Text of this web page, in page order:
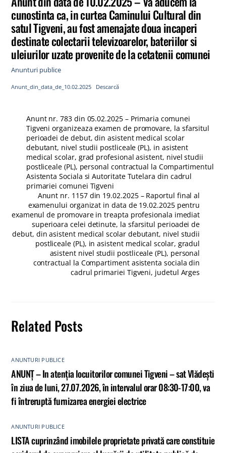
cunostinta ca, in curtea Caminului Cultural din
satul Tigveni, au fost amenajate doua incaperi
destinate colectarii televizoarelor, bateriilor si
uleiurilor uzate provenite de la cetatenii comunei
Anunturi publice
Anunt_din_data_de_10.02.2025 Descarcă
Anunt nr. 783 din 05.02.2025 – Primaria comunei
Tigveni organizeaza examen de promovare, la sfarsitul
perioadei de debut, din asistent medical scolar
debutant, nivel studii postliceale (PL), in asistent
medical scolar, grad profesional asistent, nivel studii
postliceale (PL), personal contractual la Compartimentul
Asistenta Sociala si Autoritate Tutelara din cadrul
primariei comunei Tigveni
Anunt nr. 1157 din 19.02.2025 – Raportul final al
examenului organizat in data de 19.02.2025 pentru
examenul de promovare in treapta profesionala imediat
superioara celei detinute, la sfarsitul perioadei de
debut, din asistent medical scolar debutant, nivel studii
postliceale (PL), in asistent medical scolar, gradul
asistent nivel studii postliceale (PL), personal
contractual la Compartiment asistenta sociala din
cadrul primariei Tigveni, judetul Arges
Related Posts
ANUNTURI PUBLICE
ANUNȚ – In atenția locuitorilor comunei Tigveni – sat Vlădești
în ziua de luni, 27.07.2026, în intervalul orar 08:30-17:00, va
fi întreruptă furnizarea energiei electrice
ANUNTURI PUBLICE
LISTA cuprinzând imobilele proprietate privată care constituie